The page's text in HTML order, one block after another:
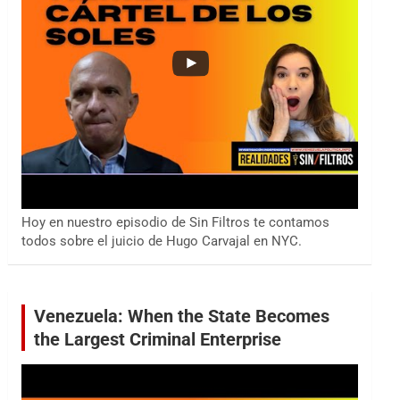
Hoy en nuestro episodio de Sin Filtros te contamos
todos sobre el juicio de Hugo Carvajal en NYC.
Venezuela: When the State Becomes
the Largest Criminal Enterprise